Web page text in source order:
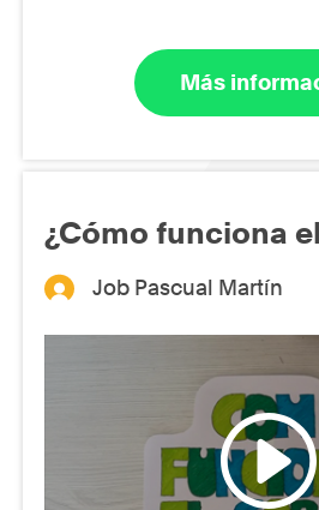
Más
¿Cómo funciona
Job Pascual Martín